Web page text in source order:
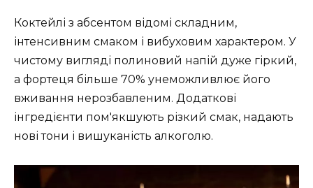
Коктейлі з абсентом відомі складним,
інтенсивним смаком і вибуховим характером. У
чистому вигляді полиновий напій дуже гіркий,
а фортеця більше 70% унеможливлює його
вживання нерозбавленим. Додаткові
інгредієнти пом'якшують різкий смак, надають
нові тони і вишуканість алкоголю.